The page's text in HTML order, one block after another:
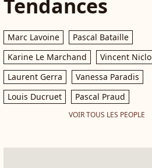
Tendances
Marc Lavoine
Pascal Bataille
Karine Le Marchand
Vincent Niclo
Laurent Gerra
Vanessa Paradis
Louis Ducruet
Pascal Praud
VOIR TOUS LES PEOPLE